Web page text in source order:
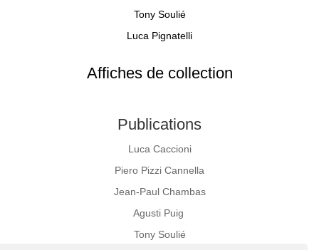
Tony Soulié
Luca Pignatelli
Affiches de collection
Publications
Luca Caccioni
Piero Pizzi Cannella
Jean-Paul Chambas
Agusti Puig
Tony Soulié